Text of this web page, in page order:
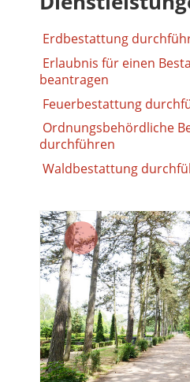
Erdbestattung
Erlaubnis für einen
beantragen
Feuerbestattung
Ordnungsbehördliche
durchführen
Waldbestattung